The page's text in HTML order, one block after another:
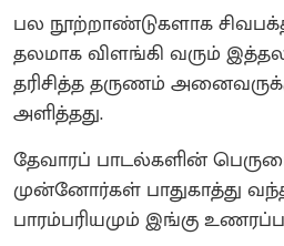
பல நூற்றாண்டுகளாக
தலமாக விளங்கி வரும்
தரிசித்த தருணம்
அளித்தது.
தேவாரப் பாடல்களின்
முன்னோர்கள் பாதுகாத்து
பாரம்பரியமும் இங்கு